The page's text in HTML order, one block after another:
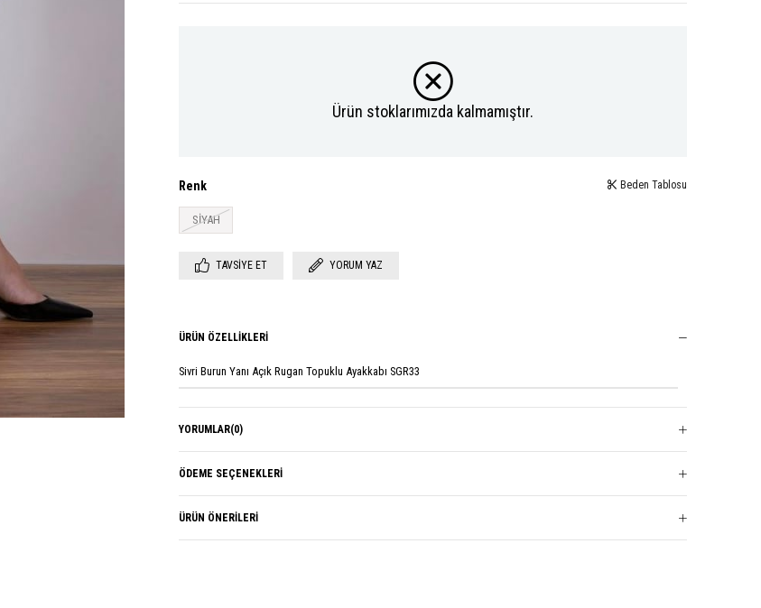
Ürün stoklarımızda kalmamıştır.
Renk
SİYAH
Beden Tablosu
TAVSIYE ET YORUM YAZ
ÜRÜN ÖZELLIKLERI
Sivri Burun Yanı Açık Rugan Topuklu Ayakkabı SGR33
YORUMLAR(0)
ÖDEME SEÇENEKLERI
ÜRÜN ÖNERILERI